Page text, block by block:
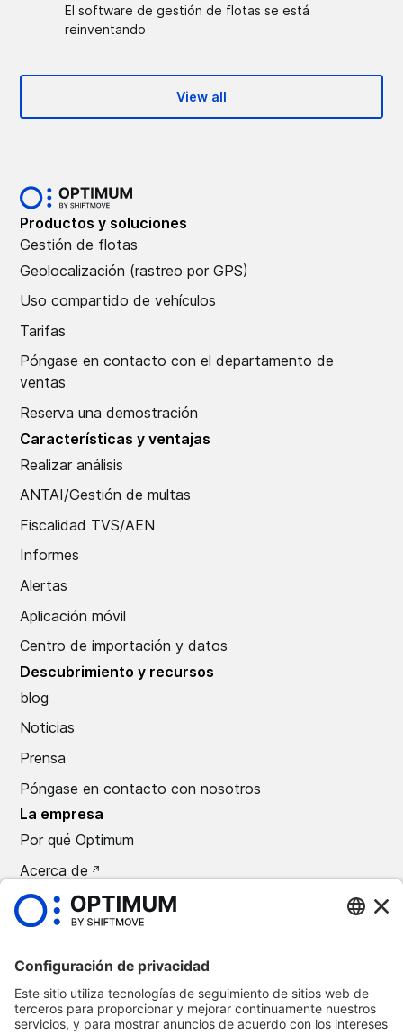
El software de gestión de flotas se está
reinventando
View all
Productos y soluciones
Gestión de flotas
Geolocalización (rastreo por GPS)
Uso compartido de vehículos
Tarifas
Póngase en contacto con el departamento de
ventas
Reserva una demostración
Características y ventajas
Realizar análisis
ANTAI/Gestión de multas
Fiscalidad TVS/AEN
Informes
Alertas
Aplicación móvil
Centro de importación y datos
Descubrimiento y recursos
blog
Noticias
Prensa
Póngase en contacto con nosotros
La empresa
Por qué Optimum
Acerca de
Carreras
Prensa
©2026Automoción óptima
Política de confidencialidad